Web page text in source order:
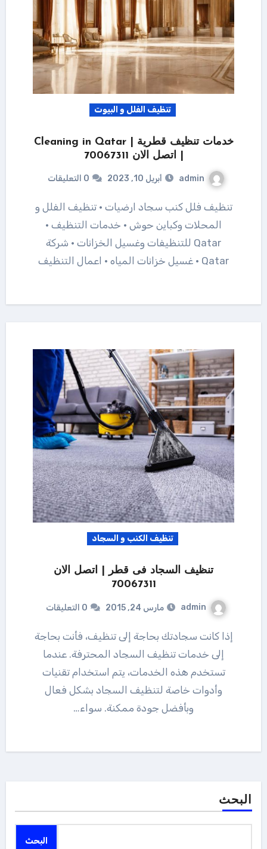
تنظيف الفلل و البيوت
خدمات تنظيف قطرية | Cleaning in Qatar
| اتصل الان 70067311
admin أبريل 10, 2023 0 التعليقات
تنظيف فلل كنب سجاد ارضيات · تنظيف الفلل و
المحلات وكباين حوش · خدمات التنظيف ·
Qatar للتنظيفات وغسيل الخزانات · شركة
Qatar · غسيل خزانات المياه · اعمال التنظيف
تنظيف الكنب و السجاد
تنظيف السجاد فى قطر | اتصل الان
70067311
admin مارس 24, 2015 0 التعليقات
إلى خدمات تنظيف السجاد المحترفة. عندما
تستخدم هذه الخدمات، يتم استخدام تقنيات
وأدوات خاصة لتنظيف السجاد بشكل فعال
وبأفضل جودة ممكنة. سواء…
البحث
البحث